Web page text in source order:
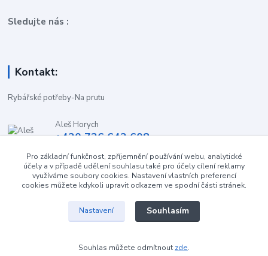
Sledujte nás :
Kontakt:
Rybářské potřeby-Na prutu
Aleš Horych
+420 736 642 608
obchod-naprutu@seznam.cz
Pro základní funkčnost, zpříjemnění používání webu, analytické
účely a v případě udělení souhlasu také pro účely cílení reklamy
využíváme soubory cookies. Nastavení vlastních preferencí
cookies můžete kdykoli upravit odkazem ve spodní části stránek.
Nastavení Souhlasím
Souhlas můžete odmítnout zde.